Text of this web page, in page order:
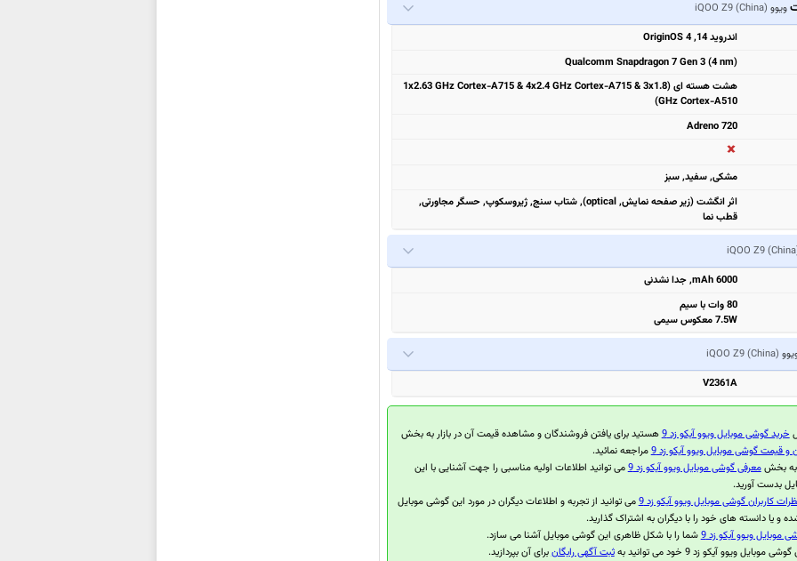
ویوو iQOO Z9 (China)
اندروید 14, OriginOS 4
Qualcomm Snapdragon 7 Gen 3 (4 nm)
هشت هسته ای (1x2.63 GHz Cortex-A715 & 4x2.4 GHz Cortex-A715 & 3x1.8
GHz Cortex-A510)
Adreno 720
مشكی, سفيد, سبز
اثر انگشت (زیر صفحه نمایش, optical), شتاب سنج, ژیروسکوپ, حسگر مجاورتی,
قطب نما
iQOO Z9
6000 mAh, جدا نشدنی
80 وات با سیم
7.5W معکوس سیمی
iQOO Z9 (China)
V2361A
خرید گوشی موبایل ویوو آیکو زد 9 هستید برای یافتن فروشندگان و مشاهده قیمت آن در بازار به بخش
و قیمت گوشی موبایل ویوو آیکو زد 9 مراجعه نمائید.
به بخشمعرفی گوشی موبایل ویوو آیکو زد 9 می توانید اطلاعات اولیه مناسبی را جهت آشنایی با این
بدست آورید.
کاربران گوشی موبایل ویوو آیکو زد 9 می توانید از تجربه و اطلاعات دیگران در مورد این گوشی موبایل
و یا دانسته های خود را با دیگران به اشتراک گذارید.
موبایل ویوو آیکو زد 9 شما را با شکل ظاهری این گوشی موبایل آشنا می سازد.
ویوو آیکو زد 9 خود می توانید به
ثبت آگهی رایگانبرای آن بپردازید.